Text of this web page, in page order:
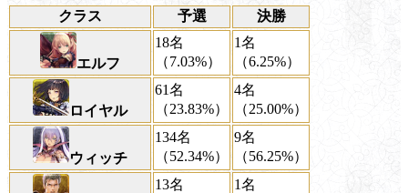
クラス 予選 決勝
エルフ
18名
（7.03%）
1名
（6.25%）
ロイヤル
61名
（23.83%）
4名
（25.00%）
ウィッチ
134名
（52.34%）
9名
（56.25%）
13名
1名